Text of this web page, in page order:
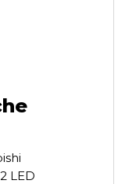
LED